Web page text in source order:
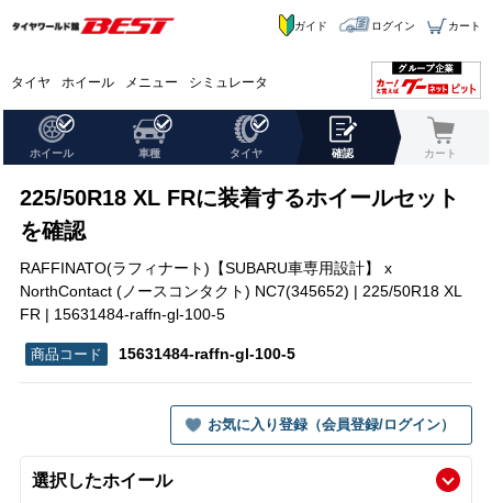
タイヤ ホイール メニュー シミュレータ
ガイド ログイン カート
ホイール 車種 タイヤ 確認 カート
225/50R18 XL FRに装着するホイールセット
を確認
RAFFINATO(ラフィナート)【SUBARU車専用設計】 x
NorthContact (ノースコンタクト) NC7(345652) | 225/50R18 XL
FR | 15631484-raffn-gl-100-5
15631484-raffn-gl-100-5
お気に入り登録（会員登録/ログイン）
選択したホイール